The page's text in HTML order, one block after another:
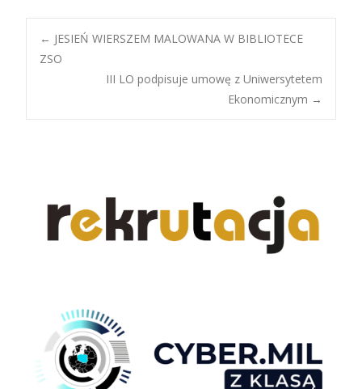
Post
navigation
← JESIEŃ WIERSZEM MALOWANA W BIBLIOTECE
ZSO
III LO podpisuje umowę z Uniwersytetem
Ekonomicznym →